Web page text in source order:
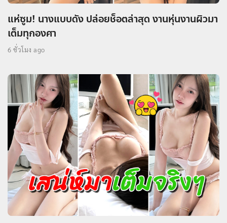
แห่ซูม! นางแบบดัง ปล่อยช็อตล่าสุด งานหุ่นงานผิวมา
เต็มทุกองศา
6 ชั่วโมง ago